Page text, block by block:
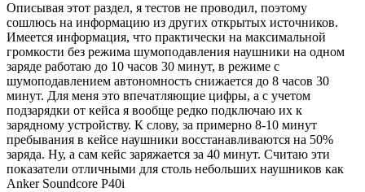
Описывая этот раздел, я тестов не проводил, поэтому
сошлюсь на информацию из других открытых источников.
Имеется информация, что практически на максимальной
громкости без режима шумоподавления наушники на одном
заряде работаю до 10 часов 30 минут, в режиме с
шумоподавлением автономность снижается до 8 часов 30
минут. Для меня это впечатляющие цифры, а с учетом
подзарядки от кейса я вообще редко подключаю их к
зарядному устройству. К слову, за примерно 8-10 минут
пребывания в кейсе наушники восстанавливаются на 50%
заряда. Ну, а сам кейс заряжается за 40 минут. Считаю эти
показатели отличными для столь небольших наушников как
Anker Soundcore P40i